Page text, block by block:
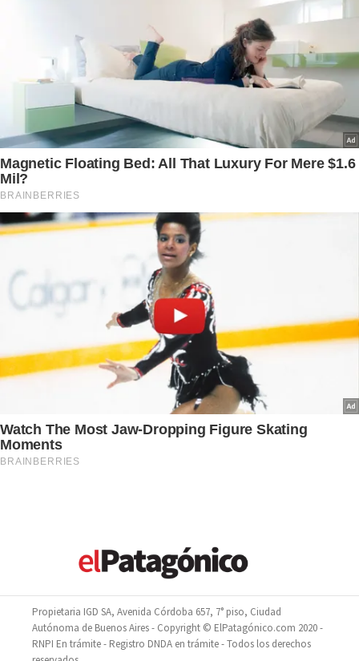
Propietaria IGD SA, Avenida Córdoba 657, 7° piso, Ciudad
Autónoma de Buenos Aires - Copyright © ElPatagónico.com 2020 -
RNPI En trámite - Registro DNDA en trámite - Todos los derechos